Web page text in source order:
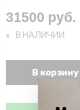
31500 руб.
В НАЛИЧИИ
В корзину